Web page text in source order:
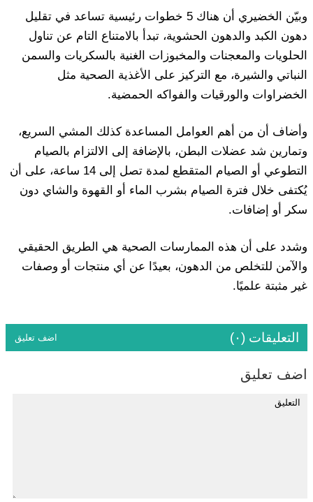
وبيّن الخضيري أن هناك 5 خطوات رئيسية تساعد في تقليل
دهون الكبد والدهون الحشوية، تبدأ بالامتناع التام عن تناول
الحلويات والمعجنات والمخبوزات الغنية بالسكريات والسمن
النباتي والشيرة، مع التركيز على الأغذية الصحية مثل
الخضراوات والورقيات والفواكه الحمضية.
وأضاف أن من أهم العوامل المساعدة كذلك المشي السريع،
وتمارين شد عضلات البطن، بالإضافة إلى الالتزام بالصيام
التطوعي أو الصيام المتقطع لمدة تصل إلى 14 ساعة، على أن
يُكتفى خلال فترة الصيام بشرب الماء أو القهوة والشاي دون
سكر أو إضافات.
وشدد على أن هذه الممارسات الصحية هي الطريق الحقيقي
والآمن للتخلص من الدهون، بعيدًا عن أي منتجات أو وصفات
غير مثبتة علميًا.
التعليقات (٠) اضف تعليق
اضف تعليق